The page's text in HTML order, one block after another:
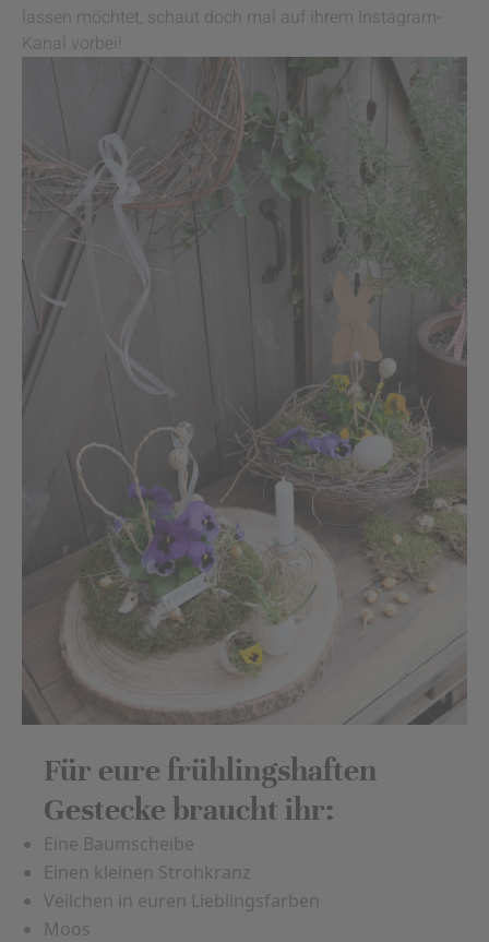
lassen möchtet, schaut doch mal auf ihrem Instagram-
Kanal vorbei!
Für eure frühlingshaften
Gestecke braucht ihr:
Eine Baumscheibe
Einen kleinen Strohkranz
Veilchen in euren Lieblingsfarben
Moos